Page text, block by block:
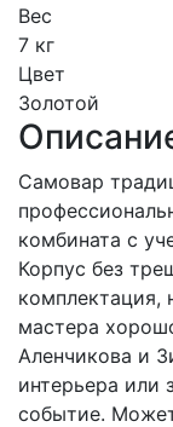
Вес
7 кг
Цвет
Золотой
Самовар
комбината с
Корпус без
комплектация,
мастера
Аленчикова и
интерьера или
событие.